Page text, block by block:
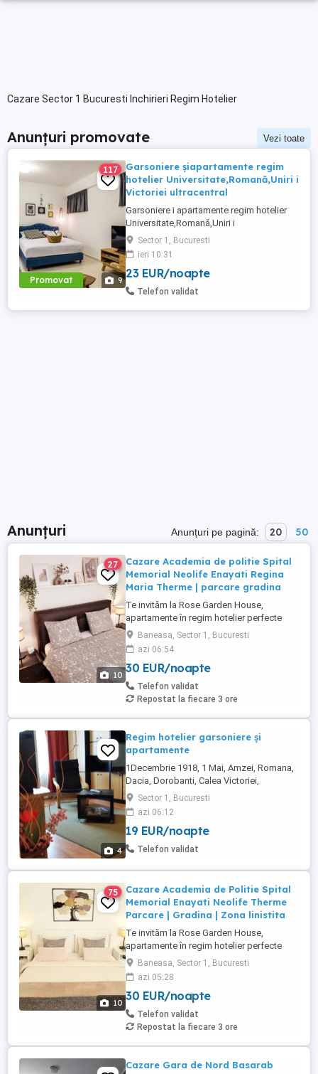
Cazare Sector 1 Bucuresti Inchirieri Regim Hotelier
Anunțuri promovate Vezi toate
Promovat 9
117
Garsoniere șiapartamente regim
hotelier Universitate,Romană,Uniri i
Victoriei ultracentral
Garsoniere i apartamente regim hotelier
Universitate,Romană,Uniri i
Victoriei,renovate recent i utilate complet.
Preț: De la 120-200 lei pentru 3 ore Preț
garsoniere 120-200 lei pentru noapte Preț
apartamente 200-300 lei pentru noapte
Cazare muncitori
Sector 1, Bucuresti
ieri 10:31
23 EUR/noapte
Telefon validat
Anunțuri Anunțuri pe pagină: 20 50
10
27
Cazare Academia de politie Spital
Memorial Neolife Enayati Regina
Maria Therme | parcare gradina
Te invităm la Rose Garden House,
apartamente în regim hotelier perfecte
pentru o ședere liniștită și confortabilă, cu
tot confortul de acasă, departe de agitatia
orasului. De ce să ne alegi? Intimitate și
spațiu - apartamente decomandate într-o
mini-vilă cu intrare separată și grădină,
într-un ...
Baneasa, Sector 1, Bucuresti
azi 06:54
30 EUR/noapte
Telefon validat
Repostat la fiecare 3 ore
4
Regim hotelier garsoniere și
apartamente
1Decembrie 1918, 1 Mai, Amzei, Romana,
Dacia, Dorobanti, Calea Victoriei,
ultracentral, garsoniere si apartamente, 2,
3 camere, mobilate si utilate total: internet,
masina de spalat, tot confortul. Factura;
Sector 1, Bucuresti
azi 06:12
19 EUR/noapte
Telefon validat
10
75
Cazare Academia de Politie Spital
Memorial Enayati Neolife Therme
Parcare | Gradina | Zona linistita
Te invităm la Rose Garden House,
apartamente în regim hotelier perfecte
pentru o ședere liniștită și confortabilă, cu
tot confortul de acasă, departe de agitatia
orasului. De ce să ne alegi? Intimitate și
spațiu - apartamente decomandate într-o
mini-vilă cu intrare separată și grădină,
într-un ...
Baneasa, Sector 1, Bucuresti
azi 05:28
30 EUR/noapte
Telefon validat
Repostat la fiecare 3 ore
Cazare Gara de Nord Basarab